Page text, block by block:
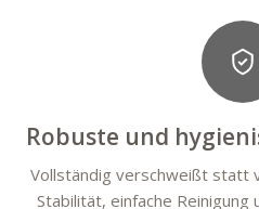
Robuste und
Vollständig verschweißt statt
Stabilität, einfache Reinigung